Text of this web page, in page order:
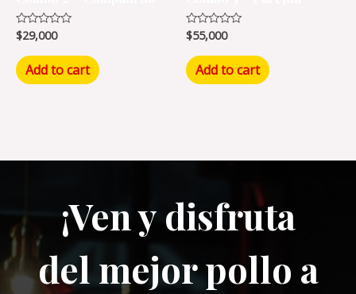
Rated
0
out
of
5
$29,000
Add to cart
Rated
0
out
of
5
$55,000
Add to cart
¡Ven y disfruta
del mejor pollo a